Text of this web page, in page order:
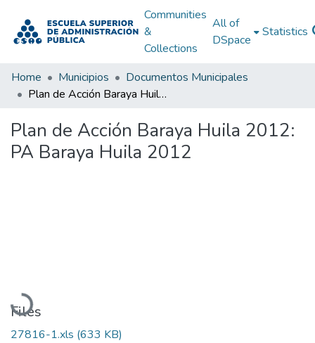
Communities
&
Collections
All of
DSpace
Statistics
Home Municipios
Documentos Municipales
Plan de Acción Baraya Huila 2012: PA Baraya Huila 2012
Plan de Acción Baraya Huila 2012:
PA Baraya Huila 2012
Loading...
Files
27816-1.xls (633 KB)